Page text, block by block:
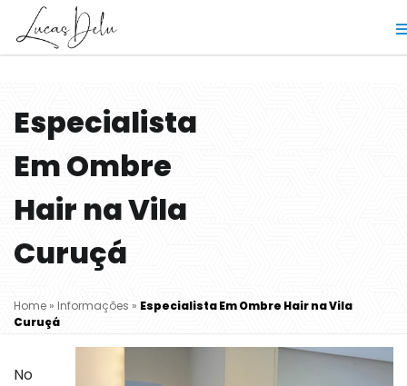
Especialista
Em Ombre
Hair na Vila
Curuçá
Home » Informações » Especialista Em Ombre Hair na Vila
Curuçá
No